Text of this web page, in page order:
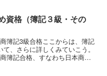
資格（簿記３級・その
簿記3級合格ここからは、簿記
て、さらに詳しくみていこう。
簿記合格、すなわち日本商工